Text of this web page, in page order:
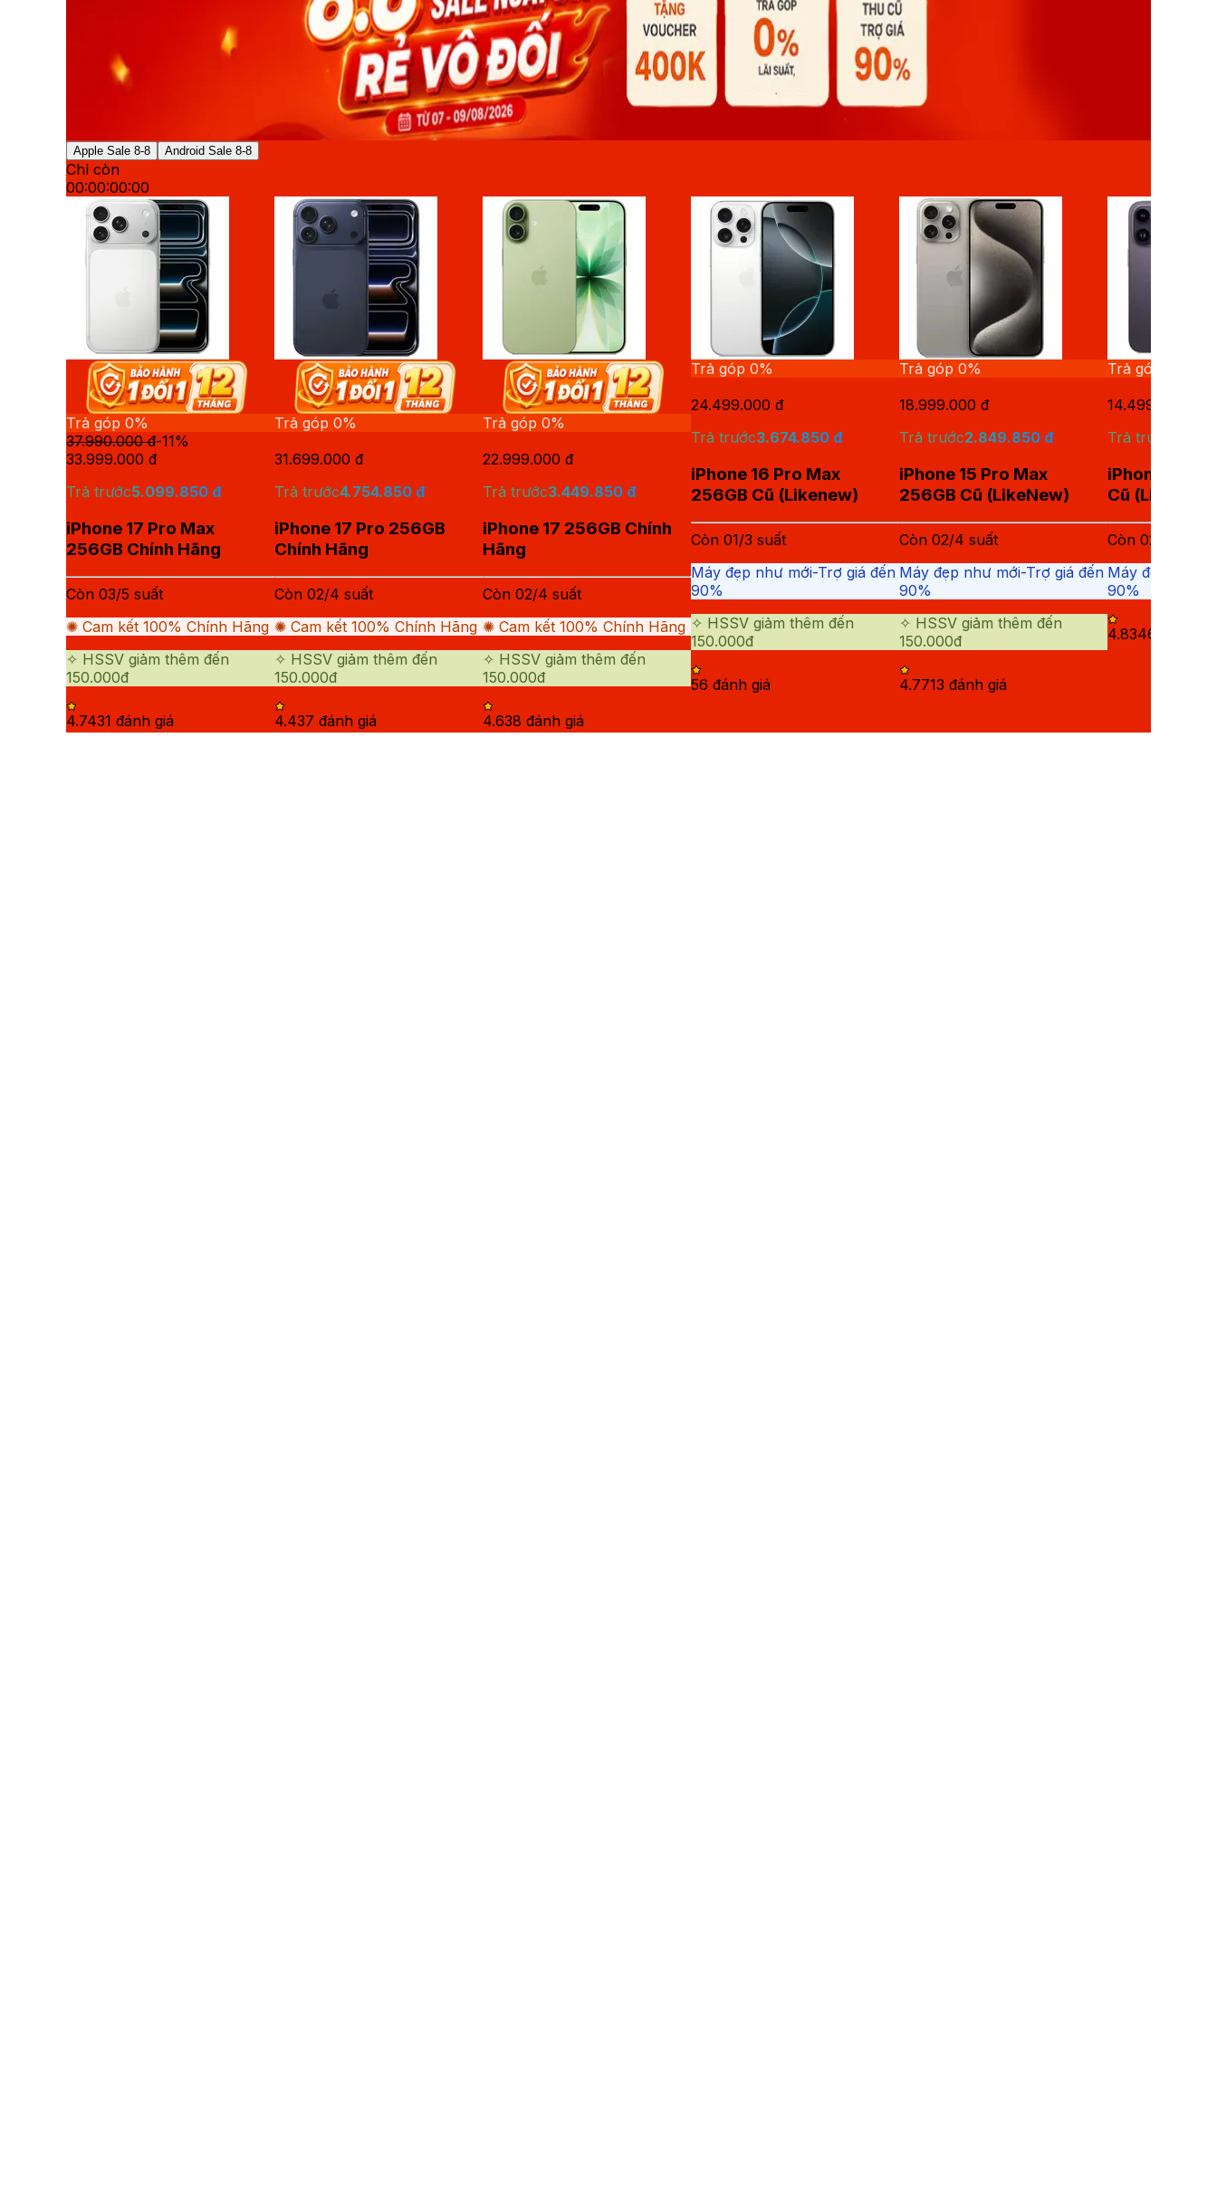
Apple Sale 8-8 Android Sale 8-8
Chỉ còn
00:00:00:00
Trả góp 0%
37.990.000 đ-11%
33.999.000 đ
Trả trước5.099.850 đ
iPhone 17 Pro Max
256GB Chính Hãng
Còn 03/5 suất
✺ Cam kết 100% Chính Hãng
✧ HSSV giảm thêm đến
150.000đ
4.7431 đánh giá
Trả góp 0%
31.699.000 đ
Trả trước4.754.850 đ
iPhone 17 Pro 256GB
Chính Hãng
Còn 02/4 suất
✺ Cam kết 100% Chính Hãng
✧ HSSV giảm thêm đến
150.000đ
4.437 đánh giá
Trả góp 0%
22.999.000 đ
Trả trước3.449.850 đ
iPhone 17 256GB Chính
Hãng
Còn 02/4 suất
✺ Cam kết 100% Chính Hãng
✧ HSSV giảm thêm đến
150.000đ
4.638 đánh giá
Trả góp 0%
24.499.000 đ
Trả trước3.674.850 đ
iPhone 16 Pro Max
256GB Cũ (Likenew)
Còn 01/3 suất
Máy đẹp như mới-Trợ giá đến
90%
✧ HSSV giảm thêm đến
150.000đ
56 đánh giá
Trả góp 0%
18.999.000 đ
Trả trước2.849.850 đ
iPhone 15 Pro Max
256GB Cũ (LikeNew)
Còn 02/4 suất
Máy đẹp như mới-Trợ giá đến
90%
✧ HSSV giảm thêm đến
150.000đ
4.7713 đánh giá
Trả góp 0%
14.499.000
Trả trước
iPhone 14
Cũ (LikeNew)
Còn 02
Máy đẹp như
90%
4.8346